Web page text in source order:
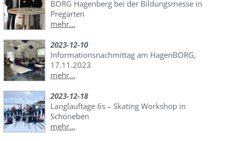
BORG Hagenberg bei der Bildungsmesse in
Pregarten
mehr...
2023-12-10
Informationsnachmittag am HagenBORG,
17.11.2023
mehr...
2023-12-18
Langlauftage 6s – Skating Workshop in
Schöneben
mehr...